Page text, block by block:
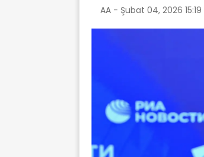
AA - Şubat 04, 2026 15:19